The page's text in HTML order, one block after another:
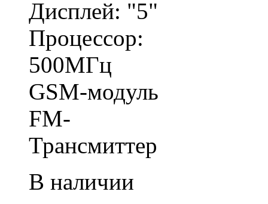
Дисплей: "5"
Процессор:
500МГц
GSM-модуль
FM-
Трансмиттер
В наличии